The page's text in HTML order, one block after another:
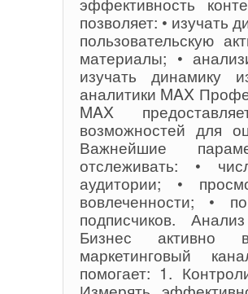
позволяет: • изучать
пользовательскую
материалы; •
изучать динамику
аналитики MAX
MAX
возможностей для
Важнейшие
отслеживать: •
аудитории; •
вовлеченности; •
подписчиков.
Бизнес активно
маркетинговый
помогает: 1.